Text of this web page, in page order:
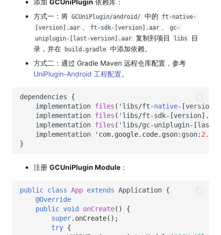
方式一：将 GCUniPlugin/android/ 中的
ft-native-
[version].aar
ft-sdk-[version].aar
gc-
uniplugin-[last-version].aar 复制到项目 libs
目
录，并在
build.gradle 中添加依赖。
方式二：通过 Gradle Maven 远程仓库配置，参考
UniPlugin-Android 工程配置。
dependencies
{
implementation files ( ' libs/ft-native-[version
implementation files ( ' libs/ft-sdk-[version] .
implementation files ( ' libs/gc-uniplugin-[last
implementation
' com. google. code. gson: gson: 2.8.5
}
注册 GCUniPlugin Module：
public class App extends Application {
@Override
public void onCreate()
{
super. onCreate();
try {